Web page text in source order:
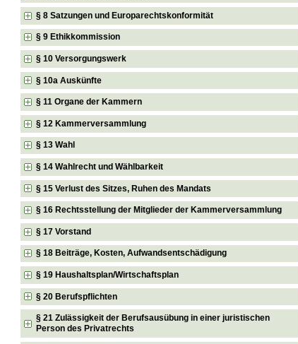
§ 8 Satzungen und Europarechtskonformität
§ 9 Ethikkommission
§ 10 Versorgungswerk
§ 10a Auskünfte
§ 11 Organe der Kammern
§ 12 Kammerversammlung
§ 13 Wahl
§ 14 Wahlrecht und Wählbarkeit
§ 15 Verlust des Sitzes, Ruhen des Mandats
§ 16 Rechtsstellung der Mitglieder der Kammerversammlung
§ 17 Vorstand
§ 18 Beiträge, Kosten, Aufwandsentschädigung
§ 19 Haushaltsplan/Wirtschaftsplan
§ 20 Berufspflichten
§ 21 Zulässigkeit der Berufsausübung in einer juristischen
Person des Privatrechts